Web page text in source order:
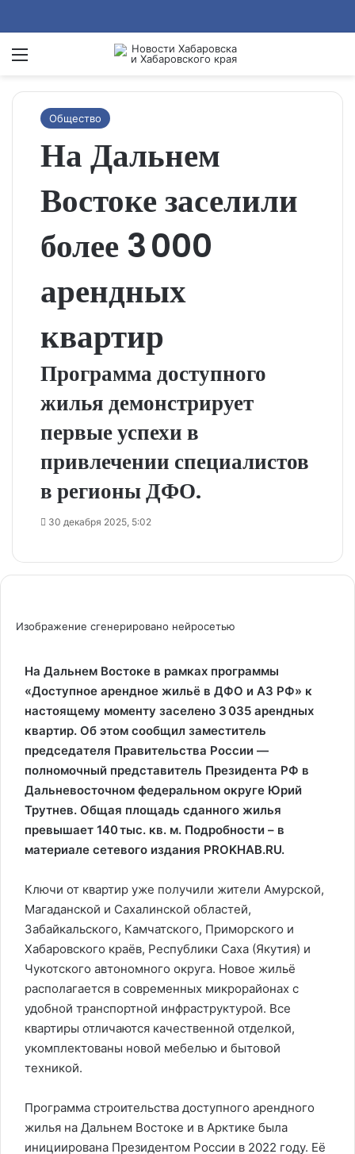
Menu
Общество
На Дальнем
Востоке заселили
более 3 000
арендных
квартир
Программа доступного
жилья демонстрирует
первые успехи в
привлечении специалистов
в регионы ДФО.
30 декабря 2025, 5:02
Изображение сгенерировано нейросетью
На Дальнем Востоке в рамках программы
«Доступное арендное жильё в ДФО и АЗ РФ» к
настоящему моменту заселено 3 035 арендных
квартир. Об этом сообщил заместитель
председателя Правительства России —
полномочный представитель Президента РФ в
Дальневосточном федеральном округе Юрий
Трутнев. Общая площадь сданного жилья
превышает 140 тыс. кв. м. Подробности – в
материале сетевого издания PROKHAB.RU.
Ключи от квартир уже получили жители Амурской,
Магаданской и Сахалинской областей,
Забайкальского, Камчатского, Приморского и
Хабаровского краёв, Республики Саха (Якутия) и
Чукотского автономного округа. Новое жильё
располагается в современных микрорайонах с
удобной транспортной инфраструктурой. Все
квартиры отличаются качественной отделкой,
укомплектованы новой мебелью и бытовой
техникой.
Программа строительства доступного арендного
жилья на Дальнем Востоке и в Арктике была
инициирована Президентом России в 2022 году. Её